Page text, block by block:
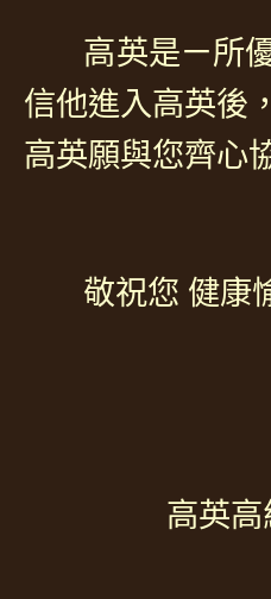
高英是ㄧ所優
信他進入高英後
高英願與您齊心
敬祝您
高英